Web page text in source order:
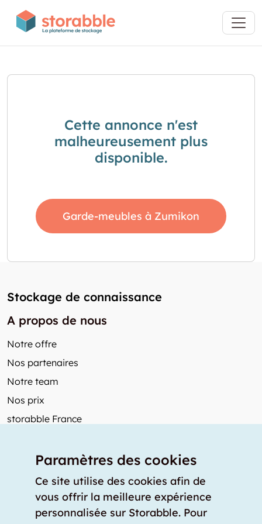
Cette annonce n'est
malheureusement plus
disponible.
Garde-meubles à Zumikon
Stockage de connaissance
A propos de nous
Notre offre
Nos partenaires
Notre team
Nos prix
storabble France
Articles de presse
Comment calculer la capacité d'un garde-meuble?
Quel est le tarif moyen d'un garde-meuble?
Paramètres des cookies
Ce site utilise des cookies afin de
vous offrir la meilleure expérience
personnalisée sur Storabble. Pour